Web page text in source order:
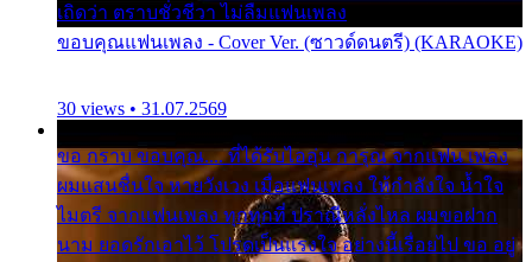
เถิดว่า ตราบชั่วชีวา ไม่ลืมแฟนเพลง
ขอบคุณแฟนเพลง - Cover Ver. (ซาวด์ดนตรี) (KARAOKE)
30 views • 31.07.2569
ขอ กราบ ขอบคุณ.... ที่ได้รับไออุ่น การุณ จากแฟน เพลง
ผมแสนชื่นใจ หายวังเวง เมื่อแฟนเพลง ให้กำลังใจ น้ำใจ
ไมตรี จากแฟนเพลง ทุกทุกที่ ปราณีหลั่งไหล ผมขอฝาก
นาม ยอดรักเอาไว้ โปรดเป็นแรงใจ อย่างนี้เรื่อยไป ขอ อยู่